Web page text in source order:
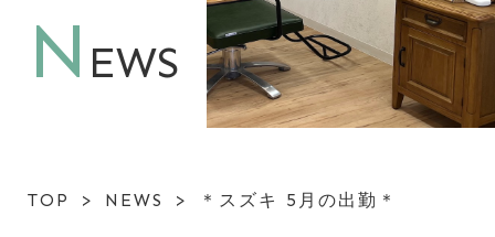
N EWS
TOP > NEWS > ＊スズキ 5月の出勤＊